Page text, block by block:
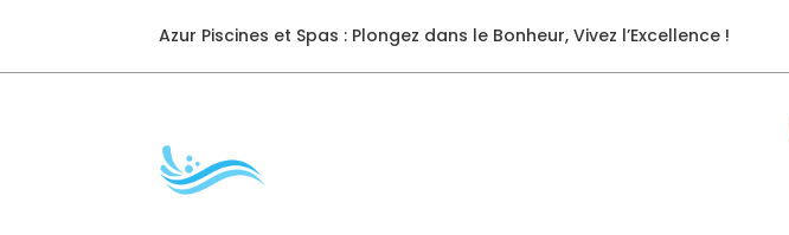
Azur Piscines et Spas : Plongez dans le Bonheur, Vivez l’Excellence !